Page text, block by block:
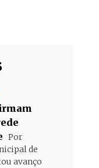
Por
de
avanço